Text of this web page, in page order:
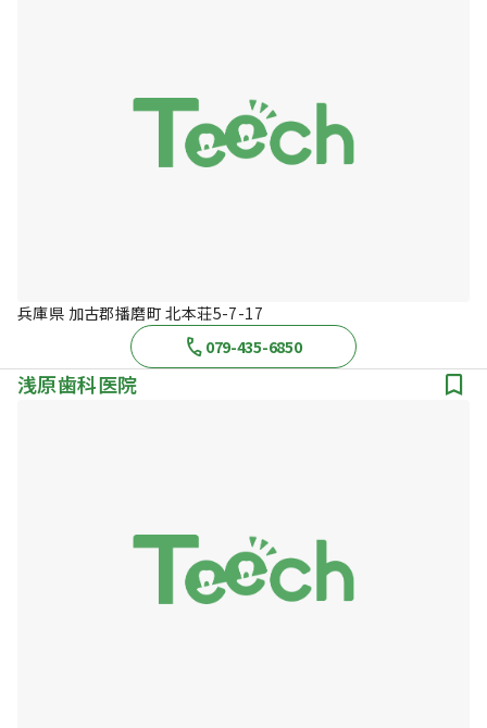
兵庫県 加古郡播磨町 北本荘5-7-17
079-435-6850
浅原歯科医院